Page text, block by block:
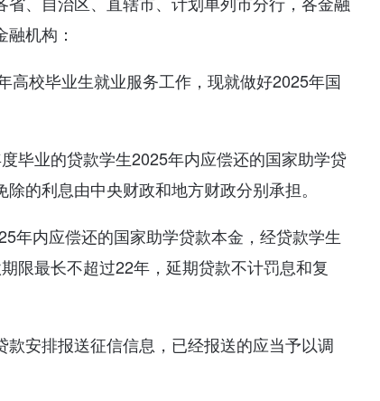
机构：
高校毕业生就业服务工作，现就做好2025年国
毕业的贷款学生2025年内应偿还的国家助学贷
的利息由中央财政和地方财政分别承担。
年内应偿还的国家助学贷款本金，经贷款学生
限最长不超过22年，延期贷款不计罚息和复
安排报送征信信息，已经报送的应当予以调